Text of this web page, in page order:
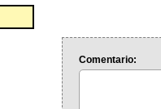
Comentario: